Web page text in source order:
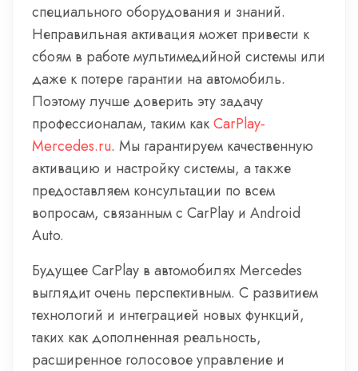
специального оборудования и знаний.
Неправильная активация может привести к
сбоям в работе мультимедийной системы или
даже к потере гарантии на автомобиль.
Поэтому лучше доверить эту задачу
профессионалам, таким какCarPlay-
Mercedes.ru. Мы гарантируем качественную
активацию и настройку системы, а также
предоставляем консультации по всем
вопросам, связанным с CarPlay и Android
Auto.
Будущее CarPlay в автомобилях Mercedes
выглядит очень перспективным. С развитием
технологий и интеграцией новых функций,
таких как дополненная реальность,
расширенное голосовое управление и